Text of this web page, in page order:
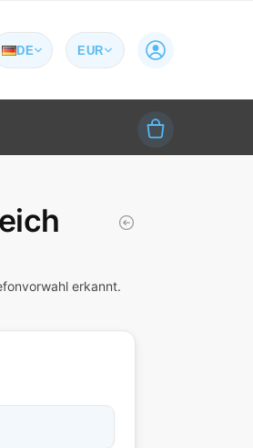
DE
EUR
erkannt.